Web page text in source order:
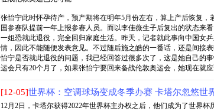
张怡宁此时怀孕待产，预产期将在明年5月份左右，算上产后恢复，
国参赛队提前一年上报参赛人员。而以李佳薇生子后复出的状态来
一姐恐就此退役，完全回归家庭生活。昨天，记者就此事向中国女
情，因此不能随便发表意见。不过随后施之皓的一番话，还是间接
怡宁是否就此退役的问题，我已经回答过很多次了，这是她自己的
运会只有20个月了，如果张怡宁要回来备战伦敦奥运会，她现在就
[12-05]世界杯：空调球场变成冬季办赛 卡塔尔忽悠世
12月2日，卡塔尔获得2022年世界杯主办权之后，他们成为了世界